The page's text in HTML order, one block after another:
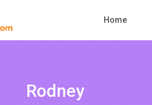
Home
Rodney